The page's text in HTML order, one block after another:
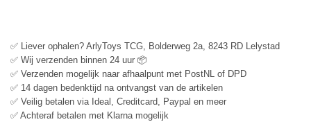
✅ Liever ophalen? ArlyToys TCG, Bolderweg 2a, 8243 RD Lelystad
✅ Wij verzenden binnen 24 uur 📦
✅ Verzenden mogelijk naar afhaalpunt met PostNL of DPD
✅ 14 dagen bedenktijd na ontvangst van de artikelen
✅ Veilig betalen via Ideal, Creditcard, Paypal en meer
✅ Achteraf betalen met Klarna mogelijk